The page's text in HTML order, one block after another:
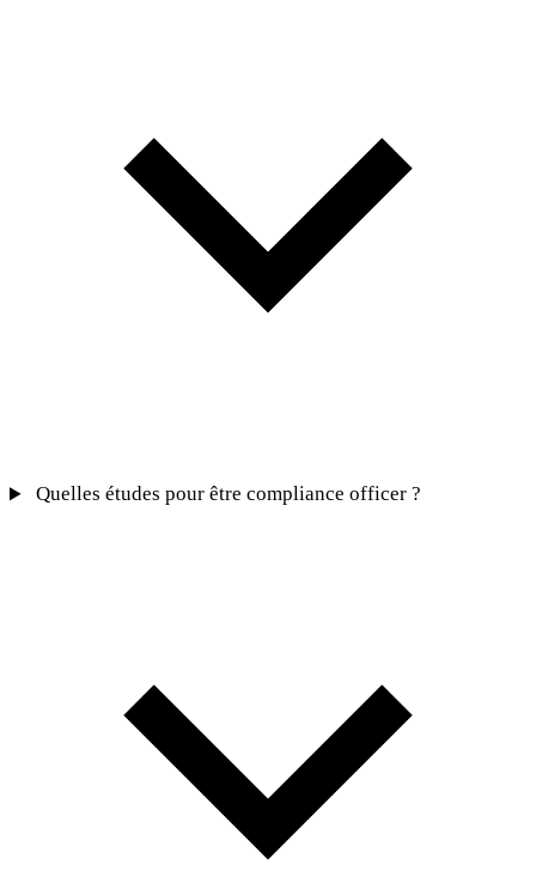
Quelles études pour être compliance officer ?